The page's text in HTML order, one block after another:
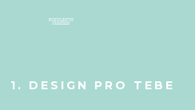
1. DESIGN PRO TEBE